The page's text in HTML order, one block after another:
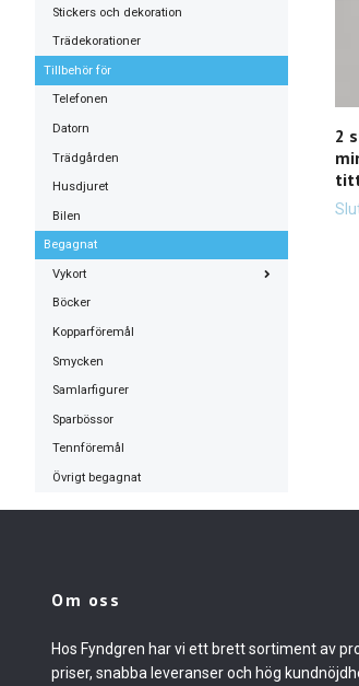
Stickers och dekoration
Trädekorationer
Tillbehör för
Telefonen
Datorn
Trädgården
Husdjuret
Bilen
Begagnat
Vykort
Böcker
Kopparföremål
Smycken
Samlarfigurer
Sparbössor
Tennföremål
Övrigt begagnat
2
Om oss
Hos Fyndgren har vi ett brett sortiment av
priser, snabba leveranser och hög